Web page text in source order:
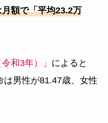
額で「平均23.2万
和3年）」 によると
は男性が81.47歳、女性